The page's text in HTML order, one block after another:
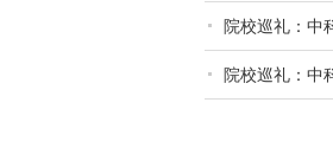
院校巡礼：中
院校巡礼：中